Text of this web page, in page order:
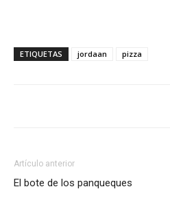
ETIQUETAS jordaan pizza
Artículo anterior
El bote de los panqueques